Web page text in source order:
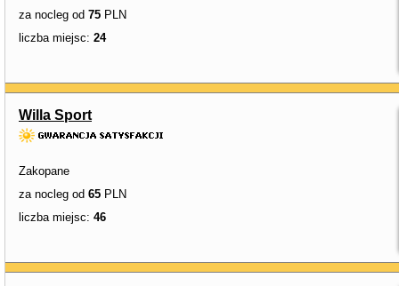
za nocleg od 75 PLN
liczba miejsc: 24
Willa Sport
Zakopane
za nocleg od 65 PLN
liczba miejsc: 46